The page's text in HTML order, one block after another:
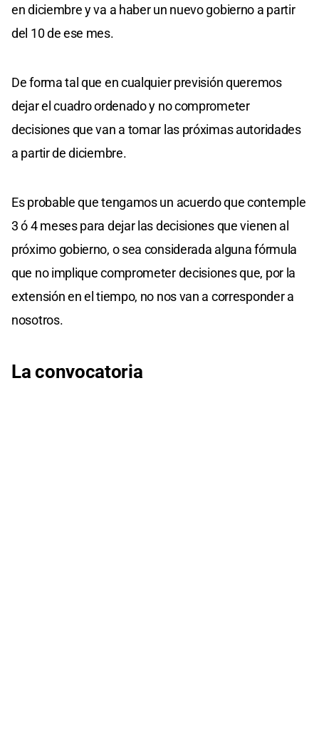
en diciembre y va a haber un nuevo gobierno a partir
del 10 de ese mes.
De forma tal que en cualquier previsión queremos
dejar el cuadro ordenado y no comprometer
decisiones que van a tomar las próximas autoridades
a partir de diciembre.
Es probable que tengamos un acuerdo que contemple
3 ó 4 meses para dejar las decisiones que vienen al
próximo gobierno, o sea considerada alguna fórmula
que no implique comprometer decisiones que, por la
extensión en el tiempo, no nos van a corresponder a
nosotros.
La convocatoria